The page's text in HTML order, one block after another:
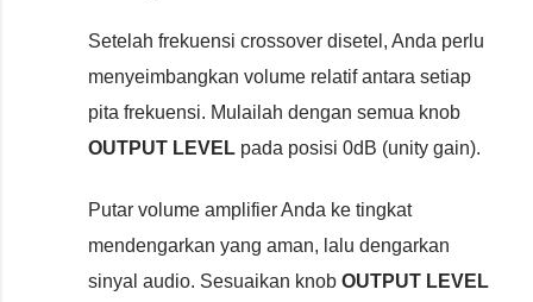
Setelah frekuensi crossover disetel, Anda perlu
menyeimbangkan volume relatif antara setiap
pita frekuensi. Mulailah dengan semua knob
OUTPUT LEVEL pada posisi 0dB (unity gain).
Putar volume amplifier Anda ke tingkat
mendengarkan yang aman, lalu dengarkan
sinyal audio. Sesuaikan knob OUTPUT LEVEL